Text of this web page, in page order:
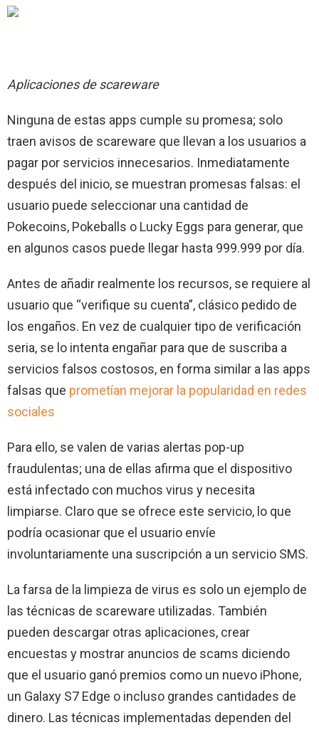
Aplicaciones de scareware
Ninguna de estas apps cumple su promesa; solo
traen avisos de scareware que llevan a los usuarios a
pagar por servicios innecesarios. Inmediatamente
después del inicio, se muestran promesas falsas: el
usuario puede seleccionar una cantidad de
Pokecoins, Pokeballs o Lucky Eggs para generar, que
en algunos casos puede llegar hasta 999.999 por día.
Antes de añadir realmente los recursos, se requiere al
usuario que “verifique su cuenta”, clásico pedido de
los engaños. En vez de cualquier tipo de verificación
seria, se lo intenta engañar para que de suscriba a
servicios falsos costosos, en forma similar a las apps
falsas que prometían mejorar la popularidad en redes
sociales
Para ello, se valen de varias alertas pop-up
fraudulentas; una de ellas afirma que el dispositivo
está infectado con muchos virus y necesita
limpiarse. Claro que se ofrece este servicio, lo que
podría ocasionar que el usuario envíe
involuntariamente una suscripción a un servicio SMS.
La farsa de la limpieza de virus es solo un ejemplo de
las técnicas de scareware utilizadas. También
pueden descargar otras aplicaciones, crear
encuestas y mostrar anuncios de scams diciendo
que el usuario ganó premios como un nuevo iPhone,
un Galaxy S7 Edge o incluso grandes cantidades de
dinero. Las técnicas implementadas dependen del